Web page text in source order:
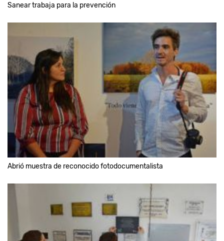
Sanear trabaja para la prevención
Abrió muestra de reconocido fotodocumentalista